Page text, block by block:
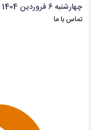
چهارشنبه 6 فروردین 1404
تماس با ما